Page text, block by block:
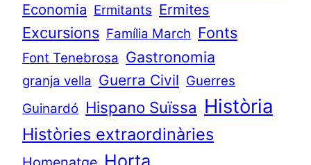
Economia Ermitants Ermites
Excursions Família March Fonts
Font Tenebrosa Gastronomia
granja vella Guerra Civil Guerres
Guinardó Hispano Suïssa Història
Històries extraordinàries